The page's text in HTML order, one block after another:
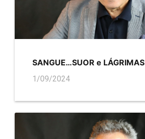
SANGUE…SUOR e LÁGRIMAS
1/09/2024